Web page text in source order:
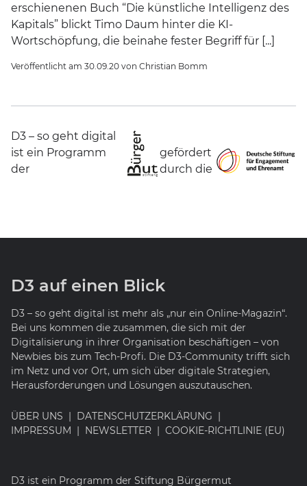
erschienenen Buch “Die künstliche Intelligenz des
Kapitals” blickt Timo Daum hinter die KI-
Wortschöpfung, die beinahe fester Begriff für [...]
Veröffentlicht am 30.09.20 von Christian Bomm
D3 – so geht digital
ist ein Programm
der
gefördert
durch die
D3 auf einen Blick
D3 – so geht digital ist mehr als „nur ein Online-Magazin“.
Bei uns kommen die zusammen, die sich mit der
Digitalisierung in ihrer Organisation beschäftigen – von
Newbies bis zum Tech-Profi. Die D3-Community trifft sich
im Netz und vor Ort, um sich über digitale Strategien,
Herausforderungen und Lösungen auszutauschen.
ÜBER UNS
DATENSCHUTZERKLÄRUNG
IMPRESSUM
NEWSLETTER COOKIE-RICHTLINIE (EU)
D3 ist ein Programm der Stiftung Bürgermut